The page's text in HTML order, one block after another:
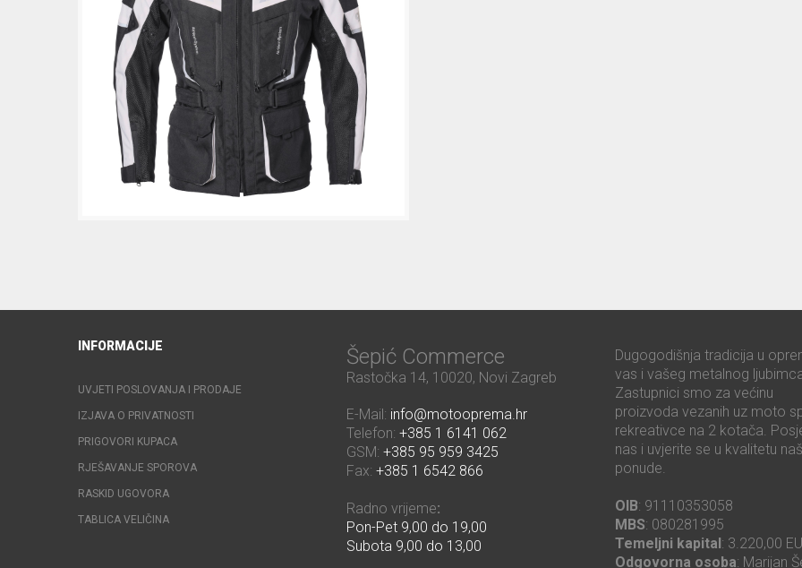
INFORMACIJE
UVJETI POSLOVANJA I PRODAJE
IZJAVA O PRIVATNOSTI
PRIGOVORI KUPACA
RJEŠAVANJE SPOROVA
RASKID UGOVORA
TABLICA VELIČINA
Šepić Commerce
Rastočka 14, 10020, Novi Zagreb
E-Mail: info@motooprema.hr
Telefon: +385 1 6141 062
GSM: +385 95 959 3425
Fax: +385 1 6542 866
Radno vrijeme:
Pon-Pet 9,00 do 19,00
Subota 9,00 do 13,00
Dugogodišnja tradicija u
vas i vašeg metalnog
Zastupnici smo za većinu
proizvoda vezanih uz moto
rekreativce na 2 kotača.
nas i uvjerite se u kvalitetu
ponude.
OIB: 91110353058
MBS: 080281995
Temeljni kapital : 3.220,00
Odgovorna osoba: Marijan